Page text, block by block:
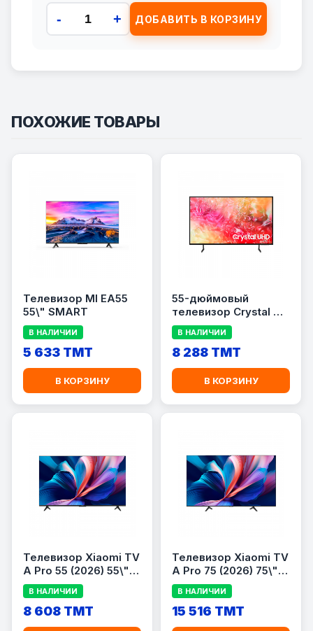
- + ДОБАВИТЬ В КОРЗИНУ
ПОХОЖИЕ ТОВАРЫ
Телевизор MI EA55
55\" SMART
В НАЛИЧИИ
5 633 TMT
В КОРЗИНУ
55-дюймовый
телевизор Crystal TV
SAMSUNG 55DU7000
В НАЛИЧИИ
8 288 TMT
В КОРЗИНУ
Телевизор Xiaomi TV
A Pro 55 (2026) 55\",
4K UHD, Google TV,
144 Гц, Wi-Fi,
Bluetooth, Black
В НАЛИЧИИ
8 608 TMT
Телевизор Xiaomi TV
A Pro 75 (2026) 75\",
QLED, 4K UHD,
Google TV, 144 Гц,
Wi-Fi, Bluetooth,
Black
В НАЛИЧИИ
15 516 TMT